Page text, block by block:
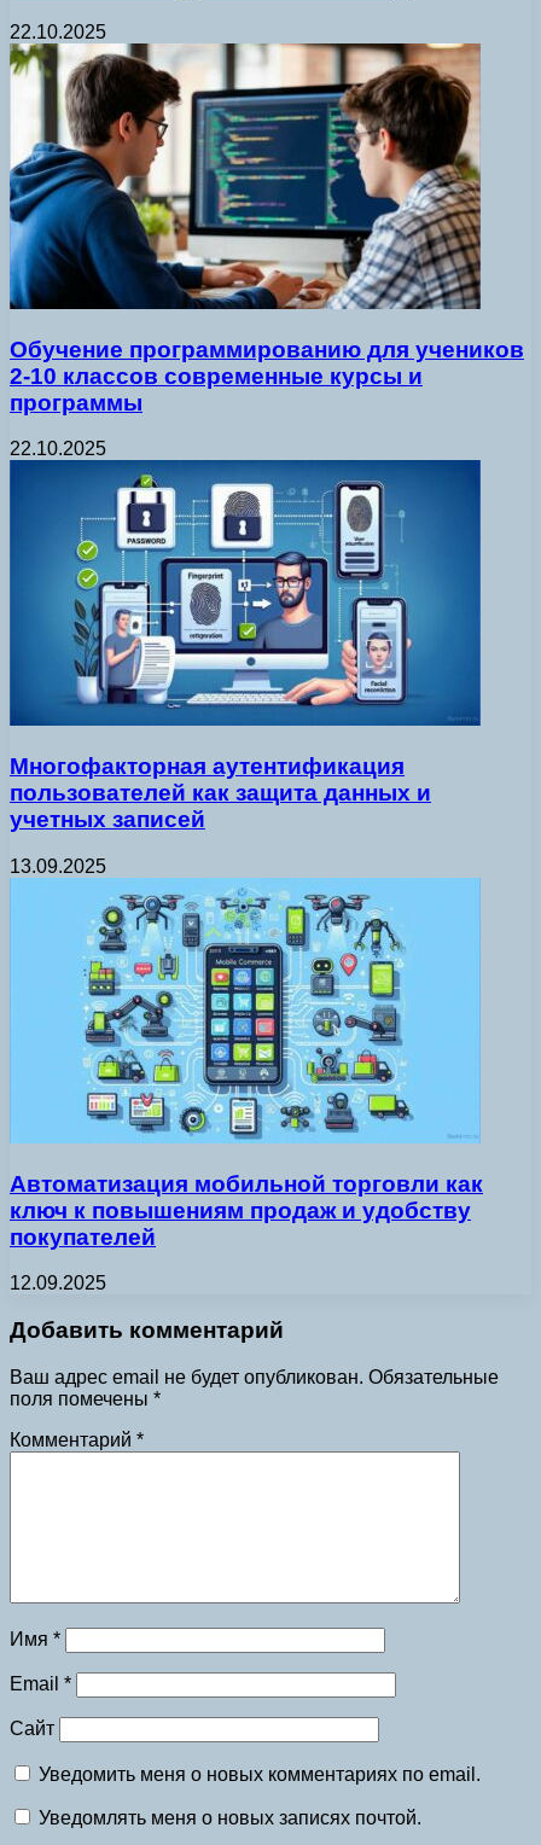
22.10.2025
Обучение программированию для учеников
2-10 классов современные курсы и
программы
22.10.2025
Многофакторная аутентификация
пользователей как защита данных и
учетных записей
13.09.2025
Автоматизация мобильной торговли как
ключ к повышениям продаж и удобству
покупателей
12.09.2025
Добавить комментарий
Ваш адрес email не будет опубликован. Обязательные
поля помечены *
Комментарий *
Имя *
Email *
Сайт
Уведомить меня о новых комментариях по email.
Уведомлять меня о новых записях почтой.